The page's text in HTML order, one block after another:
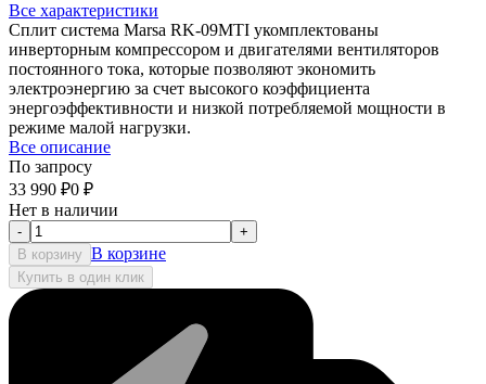
Все характеристики
Сплит система Marsa RK-09MTI укомплектованы
инверторным компрессором и двигателями вентиляторов
постоянного тока, которые позволяют экономить
электроэнергию за счет высокого коэффициента
энергоэффективности и низкой потребляемой мощности в
режиме малой нагрузки.
Все описание
По запросу
33 990 ₽0 ₽
Нет в наличии
-
+
В корзину В корзине
Купить в один клик